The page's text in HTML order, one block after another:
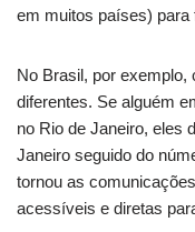
em muitos países) para
No Brasil, por exemplo,
diferentes. Se alguém
no Rio de Janeiro, eles
Janeiro seguido do
tornou as
acessíveis e diretas